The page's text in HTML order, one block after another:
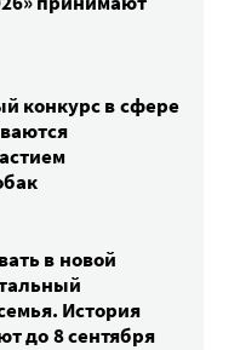
конкурс в сфере
в новой
История
до 8 сентября